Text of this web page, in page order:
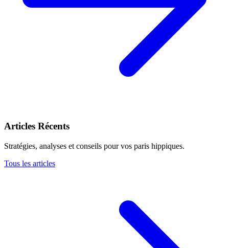
Articles Récents
Stratégies, analyses et conseils pour vos paris hippiques.
Tous les articles